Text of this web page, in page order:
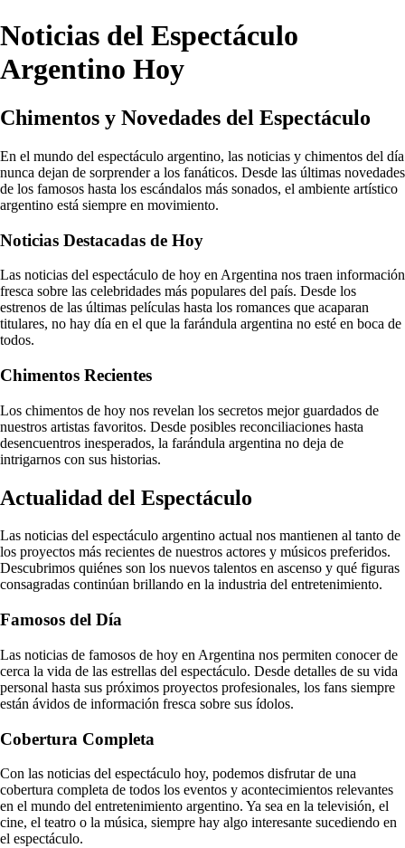
Noticias del Espectáculo
Argentino Hoy
Chimentos y Novedades del Espectáculo
En el mundo del espectáculo argentino, las noticias y chimentos del día
nunca dejan de sorprender a los fanáticos. Desde las últimas novedades
de los famosos hasta los escándalos más sonados, el ambiente artístico
argentino está siempre en movimiento.
Noticias Destacadas de Hoy
Las noticias del espectáculo de hoy en Argentina nos traen información
fresca sobre las celebridades más populares del país. Desde los
estrenos de las últimas películas hasta los romances que acaparan
titulares, no hay día en el que la farándula argentina no esté en boca de
todos.
Chimentos Recientes
Los chimentos de hoy nos revelan los secretos mejor guardados de
nuestros artistas favoritos. Desde posibles reconciliaciones hasta
desencuentros inesperados, la farándula argentina no deja de
intrigarnos con sus historias.
Actualidad del Espectáculo
Las noticias del espectáculo argentino actual nos mantienen al tanto de
los proyectos más recientes de nuestros actores y músicos preferidos.
Descubrimos quiénes son los nuevos talentos en ascenso y qué figuras
consagradas continúan brillando en la industria del entretenimiento.
Famosos del Día
Las noticias de famosos de hoy en Argentina nos permiten conocer de
cerca la vida de las estrellas del espectáculo. Desde detalles de su vida
personal hasta sus próximos proyectos profesionales, los fans siempre
están ávidos de información fresca sobre sus ídolos.
Cobertura Completa
Con las noticias del espectáculo hoy, podemos disfrutar de una
cobertura completa de todos los eventos y acontecimientos relevantes
en el mundo del entretenimiento argentino. Ya sea en la televisión, el
cine, el teatro o la música, siempre hay algo interesante sucediendo en
el espectáculo.